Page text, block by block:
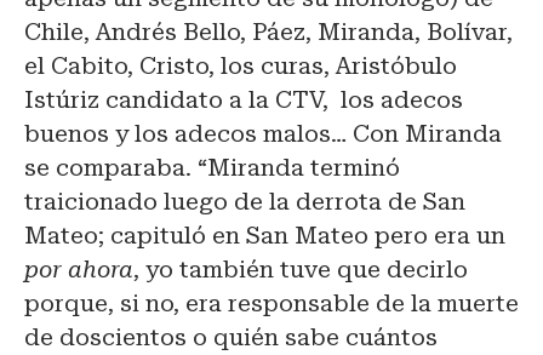
Chile, Andrés Bello, Páez, Miranda, Bolívar,
el Cabito, Cristo, los curas, Aristóbulo
Istúriz candidato a la CTV, los adecos
buenos y los adecos malos… Con Miranda
se comparaba. “Miranda terminó
traicionado luego de la derrota de San
Mateo; capituló en San Mateo pero era un
por ahora, yo también tuve que decirlo
porque, si no, era responsable de la muerte
de doscientos o quién sabe cuántos